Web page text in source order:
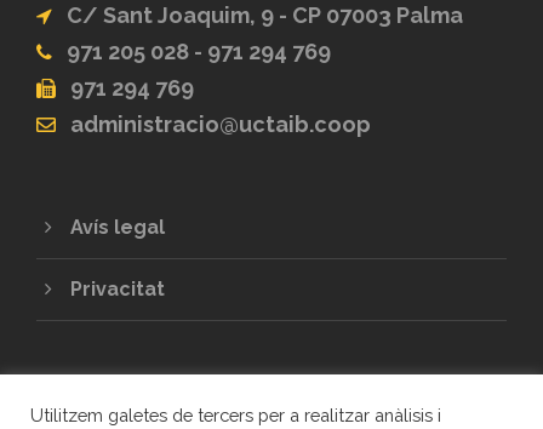
C/ Sant Joaquim, 9 - CP 07003 Palma
971 205 028 - 971 294 769
971 294 769
administracio@uctaib.coop
Avís legal
Privacitat
Utilitzem galetes de tercers per a realitzar anàlisis i